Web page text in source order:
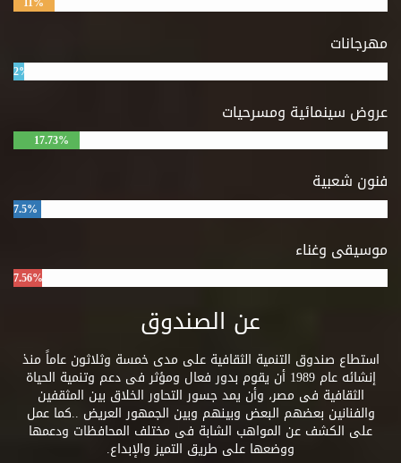
مهرجانات
2%
عروض سينمائية ومسرحيات
17.73%
فنون شعبية
7.5%
موسيقى وغناء
7.56%
عن الصندوق
استطاع صندوق التنمية الثقافية على مدى خمسة وثلاثون عاماً منذ
إنشائه عام 1989 أن يقوم بدور فعال ومؤثر فى دعم وتنمية الحياة
الثقافية فى مصر، وأن يمد جسور التحاور الخلاق بين المثقفين
والفنانين بعضهم البعض وبينهم وبين الجمهور العريض ..كما عمل
على الكشف عن المواهب الشابة فى مختلف المحافظات ودعمها
ووضعها على طريق التميز والإبداع.